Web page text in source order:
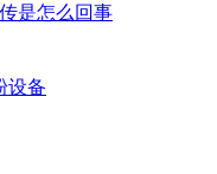
是怎么回事
设备